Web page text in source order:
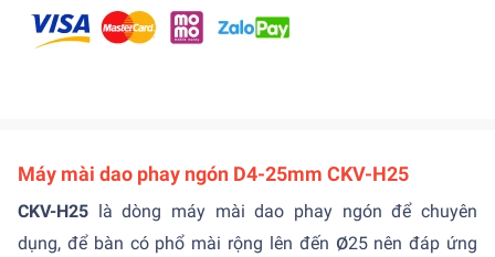
Máy mài dao phay ngón D4-25mm CKV-H25
CKV-H25 là dòng máy mài dao phay ngón để chuyên
dụng, để bàn có phổ mài rộng lên đến ø25 nên đáp ứng